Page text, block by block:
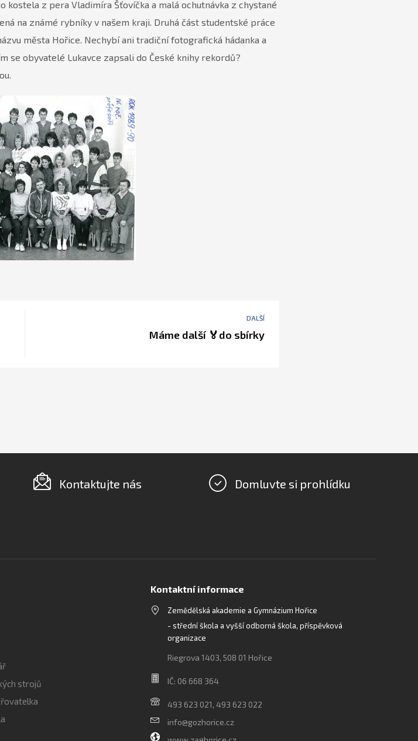
z pera Vladimíra Šťovíčka a malá ochutnávka z chystané
na známé rybníky v našem kraji. Druhá část studentské práce
města Hořice. Nechybí ani tradiční fotografická hádanka a
se obyvatelé Lukavce zapsali do České knihy rekordů?
DALŠÍ
Máme další 🏅do sbírky
Kontaktujte nás Domluvte si prohlídku
strojů
Kontaktní informace
Zemědělská akademie a Gymnázium Hořice
- střední škola a vyšší odborná škola, příspěvková
organizace
Riegrova 1403, 508 01 Hořice
IČ: 06 668 364
493 623 021, 493 623 022
info@gozhorice.cz